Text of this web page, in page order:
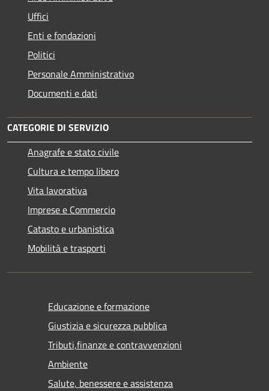
Uffici
Enti e fondazioni
Politici
Personale Amministrativo
Documenti e dati
CATEGORIE DI SERVIZIO
Anagrafe e stato civile
Cultura e tempo libero
Vita lavorativa
Imprese e Commercio
Catasto e urbanistica
Mobilità e trasporti
Educazione e formazione
Giustizia e sicurezza pubblica
Tributi,finanze e contravvenzioni
Ambiente
Salute, benessere e assistenza